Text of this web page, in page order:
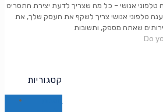
טלפוני אנושי – כל מה שצריך לדעת יצירת התסריט
טלפוני אנושי צריך לשקף את העסק שלך, את
שאתה מספק, ותשובות
Do
קטגוריות